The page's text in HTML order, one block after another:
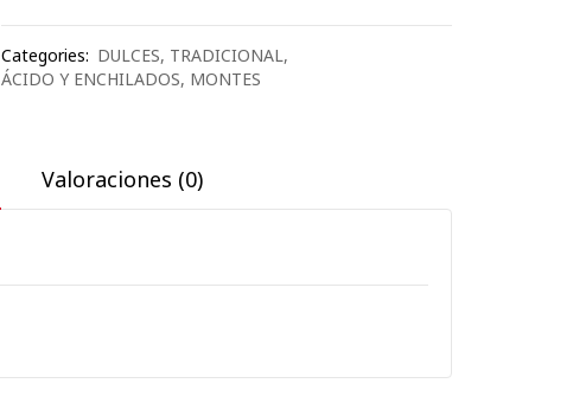
Categories: DULCES, TRADICIONAL,
ÁCIDO Y ENCHILADOS, MONTES
Valoraciones (0)